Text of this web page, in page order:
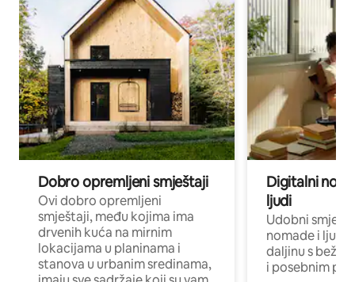
Dobro opremljeni smještaji
Ovi dobro opremljeni
smještaji, među kojima ima
drvenih kuća na mirnim
lokacijama u planinama i
stanova u urbanim sredinama,
Digitalni
ljudi
Udobni
nomade i ljude
daljinu s
i posebnim